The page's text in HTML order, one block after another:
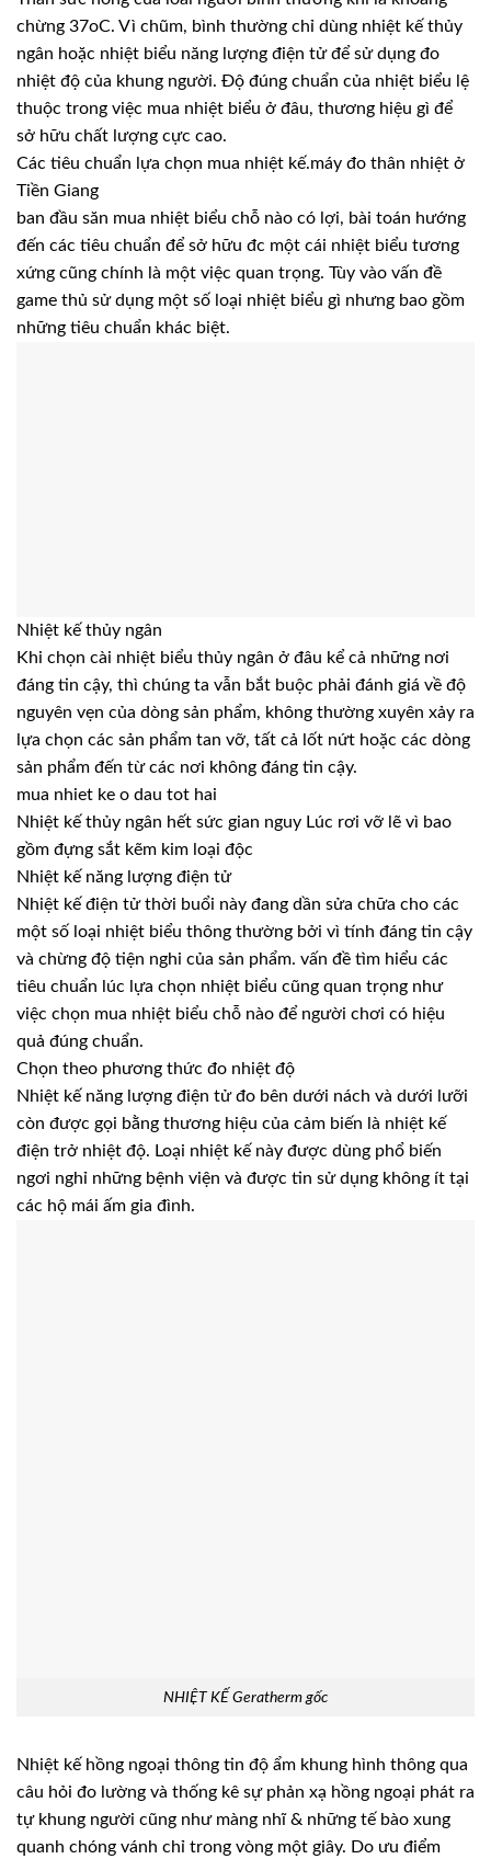
chừng 37oC. Vì chũm, bình thường chỉ dùng nhiệt kế thủy
ngân hoặc nhiệt biểu năng lượng điện tử để sử dụng đo
nhiệt độ của khung người. Độ đúng chuẩn của nhiệt biểu lệ
thuộc trong việc mua nhiệt biểu ở đâu, thương hiệu gì để
sở hữu chất lượng cực cao.
Các tiêu chuẩn lựa chọn mua nhiệt kế.máy đo thân nhiệt ở
Tiền Giang
ban đầu săn mua nhiệt biểu chỗ nào có lợi, bài toán hướng
đến các tiêu chuẩn để sở hữu đc một cái nhiệt biểu tương
xứng cũng chính là một việc quan trọng. Tùy vào vấn đề
game thủ sử dụng một số loại nhiệt biểu gì nhưng bao gồm
những tiêu chuẩn khác biệt.
Nhiệt kế thủy ngân
Khi chọn cài nhiệt biểu thủy ngân ở đâu kể cả những nơi
đáng tin cậy, thì chúng ta vẫn bắt buộc phải đánh giá về độ
nguyên vẹn của dòng sản phẩm, không thường xuyên xảy ra
lựa chọn các sản phẩm tan vỡ, tất cả lốt nứt hoặc các dòng
sản phẩm đến từ các nơi không đáng tin cậy.
mua nhiet ke o dau tot hai
Nhiệt kế thủy ngân hết sức gian nguy Lúc rơi vỡ lẽ vì bao
gồm đựng sắt kẽm kim loại độc
Nhiệt kế năng lượng điện tử
Nhiệt kế điện tử thời buổi này đang dần sửa chữa cho các
một số loại nhiệt biểu thông thường bởi vì tính đáng tin cậy
và chừng độ tiện nghi của sản phẩm. vấn đề tìm hiểu các
tiêu chuẩn lúc lựa chọn nhiệt biểu cũng quan trọng như
việc chọn mua nhiệt biểu chỗ nào để người chơi có hiệu
quả đúng chuẩn.
Chọn theo phương thức đo nhiệt độ
Nhiệt kế năng lượng điện tử đo bên dưới nách và dưới lưỡi
còn được gọi bằng thương hiệu của cảm biến là nhiệt kế
điện trở nhiệt độ. Loại nhiệt kế này được dùng phổ biến
ngơi nghỉ những bệnh viện và được tin sử dụng không ít tại
các hộ mái ấm gia đình.
NHIỆT KẾ Geratherm gốc
Nhiệt kế hồng ngoại thông tin độ ẩm khung hình thông qua
câu hỏi đo lường và thống kê sự phản xạ hồng ngoại phát ra
tự khung người cũng như màng nhĩ & những tế bào xung
quanh chóng vánh chỉ trong vòng một giây. Do ưu điểm